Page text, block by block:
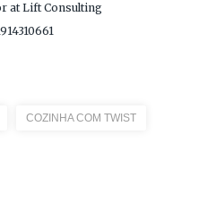
at Lift Consulting
COZINHA COM TWIST